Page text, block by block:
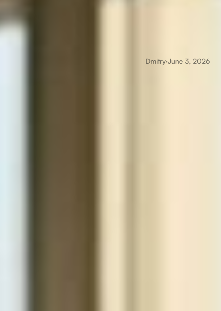
Dmitry·June 3, 2026